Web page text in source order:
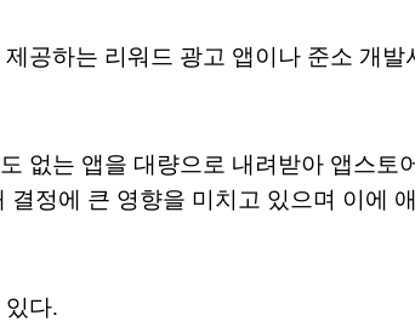
공하는 리워드 광고 앱이나 준소 개발
없는 앱을 대량으로 내려받아 앱스토
정에 큰 영향을 미치고 있으며 이에
다.